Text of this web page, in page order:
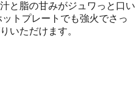
と脂の甘みがジュワっと口い
トプレートでも強火でさっ
いただけます。